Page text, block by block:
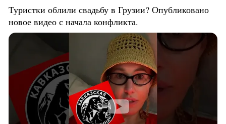
Туристки облили свадьбу в Грузии? Опубликовано
новое видео с начала конфликта.